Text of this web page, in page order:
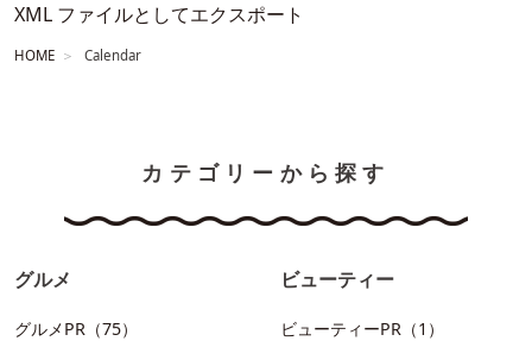
XML ファイルとしてエクスポート
HOME Calendar
カテゴリーから探す
グルメ
グルメPR（75）
ビューティー
ビューティーPR（1）